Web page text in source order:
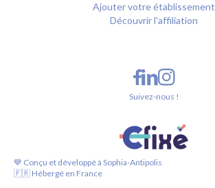
Ajouter votre établissement
Découvrir l'affiliation
💙 Conçu et développé à Sophia-Antipolis
🇫🇷 Hébergé en France
Suivez-nous !